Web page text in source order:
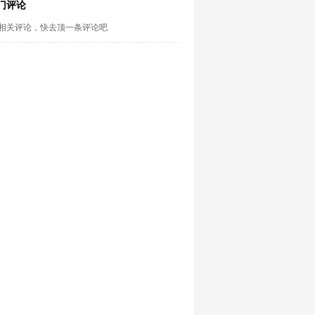
评论
关评论，快去顶一条评论吧